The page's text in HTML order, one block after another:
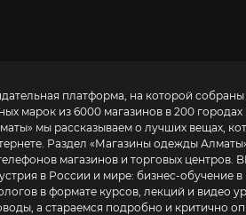
платформа, на которой
марок из 6000 магазинов в 200
» мы рассказываем о лучших вещах,
Раздел «Магазины одежды Алматы
и торговых центров. BE IN OPEN – это журнал о том, как
в России и мире: бизнес-обучение в моде
в формате курсов, лекций и видео
а стараемся подробно и критично